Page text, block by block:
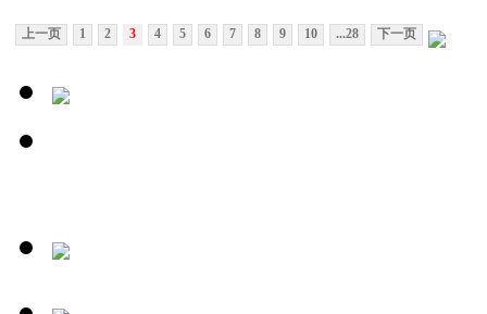
上一页 1 2 3 4 5 6 7 8 9 10 ...28 下一页